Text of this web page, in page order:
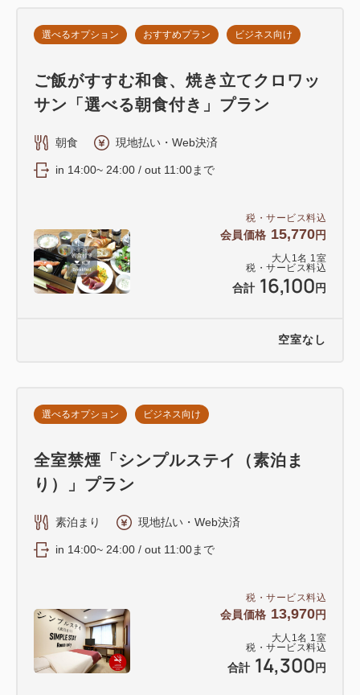
税・サービス料込
会員価格 15,770円
大人 1名 1室
税・サービス料込
合計 16,100 円
選べるオプション おすすめプラン ビジネス向け
ご飯がすすむ和食、焼き立てクロワッ
サン「選べる朝食付き」プラン
朝食 現地払い・Web決済
in 14:00~ 24:00 / out 11:00まで
空室なし
税・サービス料込
会員価格 13,970円
大人 1名 1室
税・サービス料込
合計 14,300 円
選べるオプション ビジネス向け
全室禁煙「シンプルステイ（素泊ま
り）」プラン
素泊まり 現地払い・Web決済
in 14:00~ 24:00 / out 11:00まで